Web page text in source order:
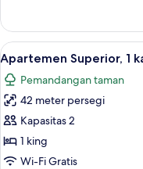
Apartemen
Standar,
2
kamar
tidur,
lantai
dasar
Lihat
semua
foto
untuk
Apartemen
Superior,
1
6
Apartemen Superior, 1
Pemandangan taman
42 meter persegi
Kapasitas 2
1 king
Wi-Fi Gratis